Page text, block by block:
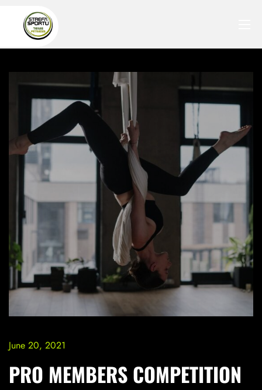
June 20, 2021
PRO MEMBERS COMPETITION